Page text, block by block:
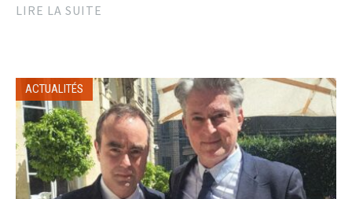
LIRE LA SUITE
ACTUALITÉS